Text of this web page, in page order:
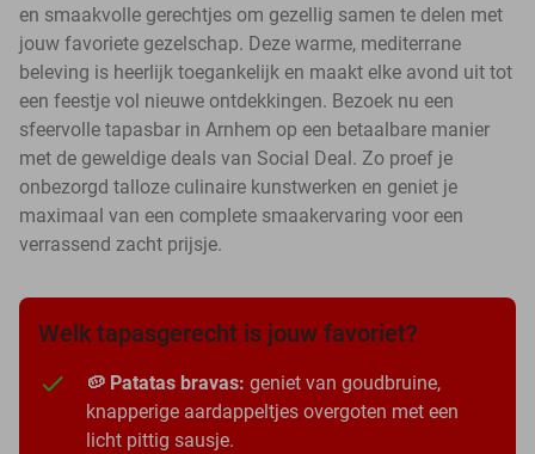
en smaakvolle gerechtjes om gezellig samen te delen met
jouw favoriete gezelschap. Deze warme, mediterrane
beleving is heerlijk toegankelijk en maakt elke avond uit tot
een feestje vol nieuwe ontdekkingen. Bezoek nu een
sfeervolle tapasbar in Arnhem op een betaalbare manier
met de geweldige deals van Social Deal. Zo proef je
onbezorgd talloze culinaire kunstwerken en geniet je
maximaal van een complete smaakervaring voor een
verrassend zacht prijsje.
Welk tapasgerecht is jouw favoriet?
🥔 Patatas bravas: geniet van goudbruine,
knapperige aardappeltjes overgoten met een
licht pittig sausje.